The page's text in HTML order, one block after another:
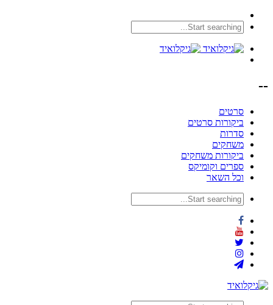
--
סרטים
ביקורות סרטים
סדרות
משחקים
ביקורות משחקים
ספרים וקומיקס
וכל השאר